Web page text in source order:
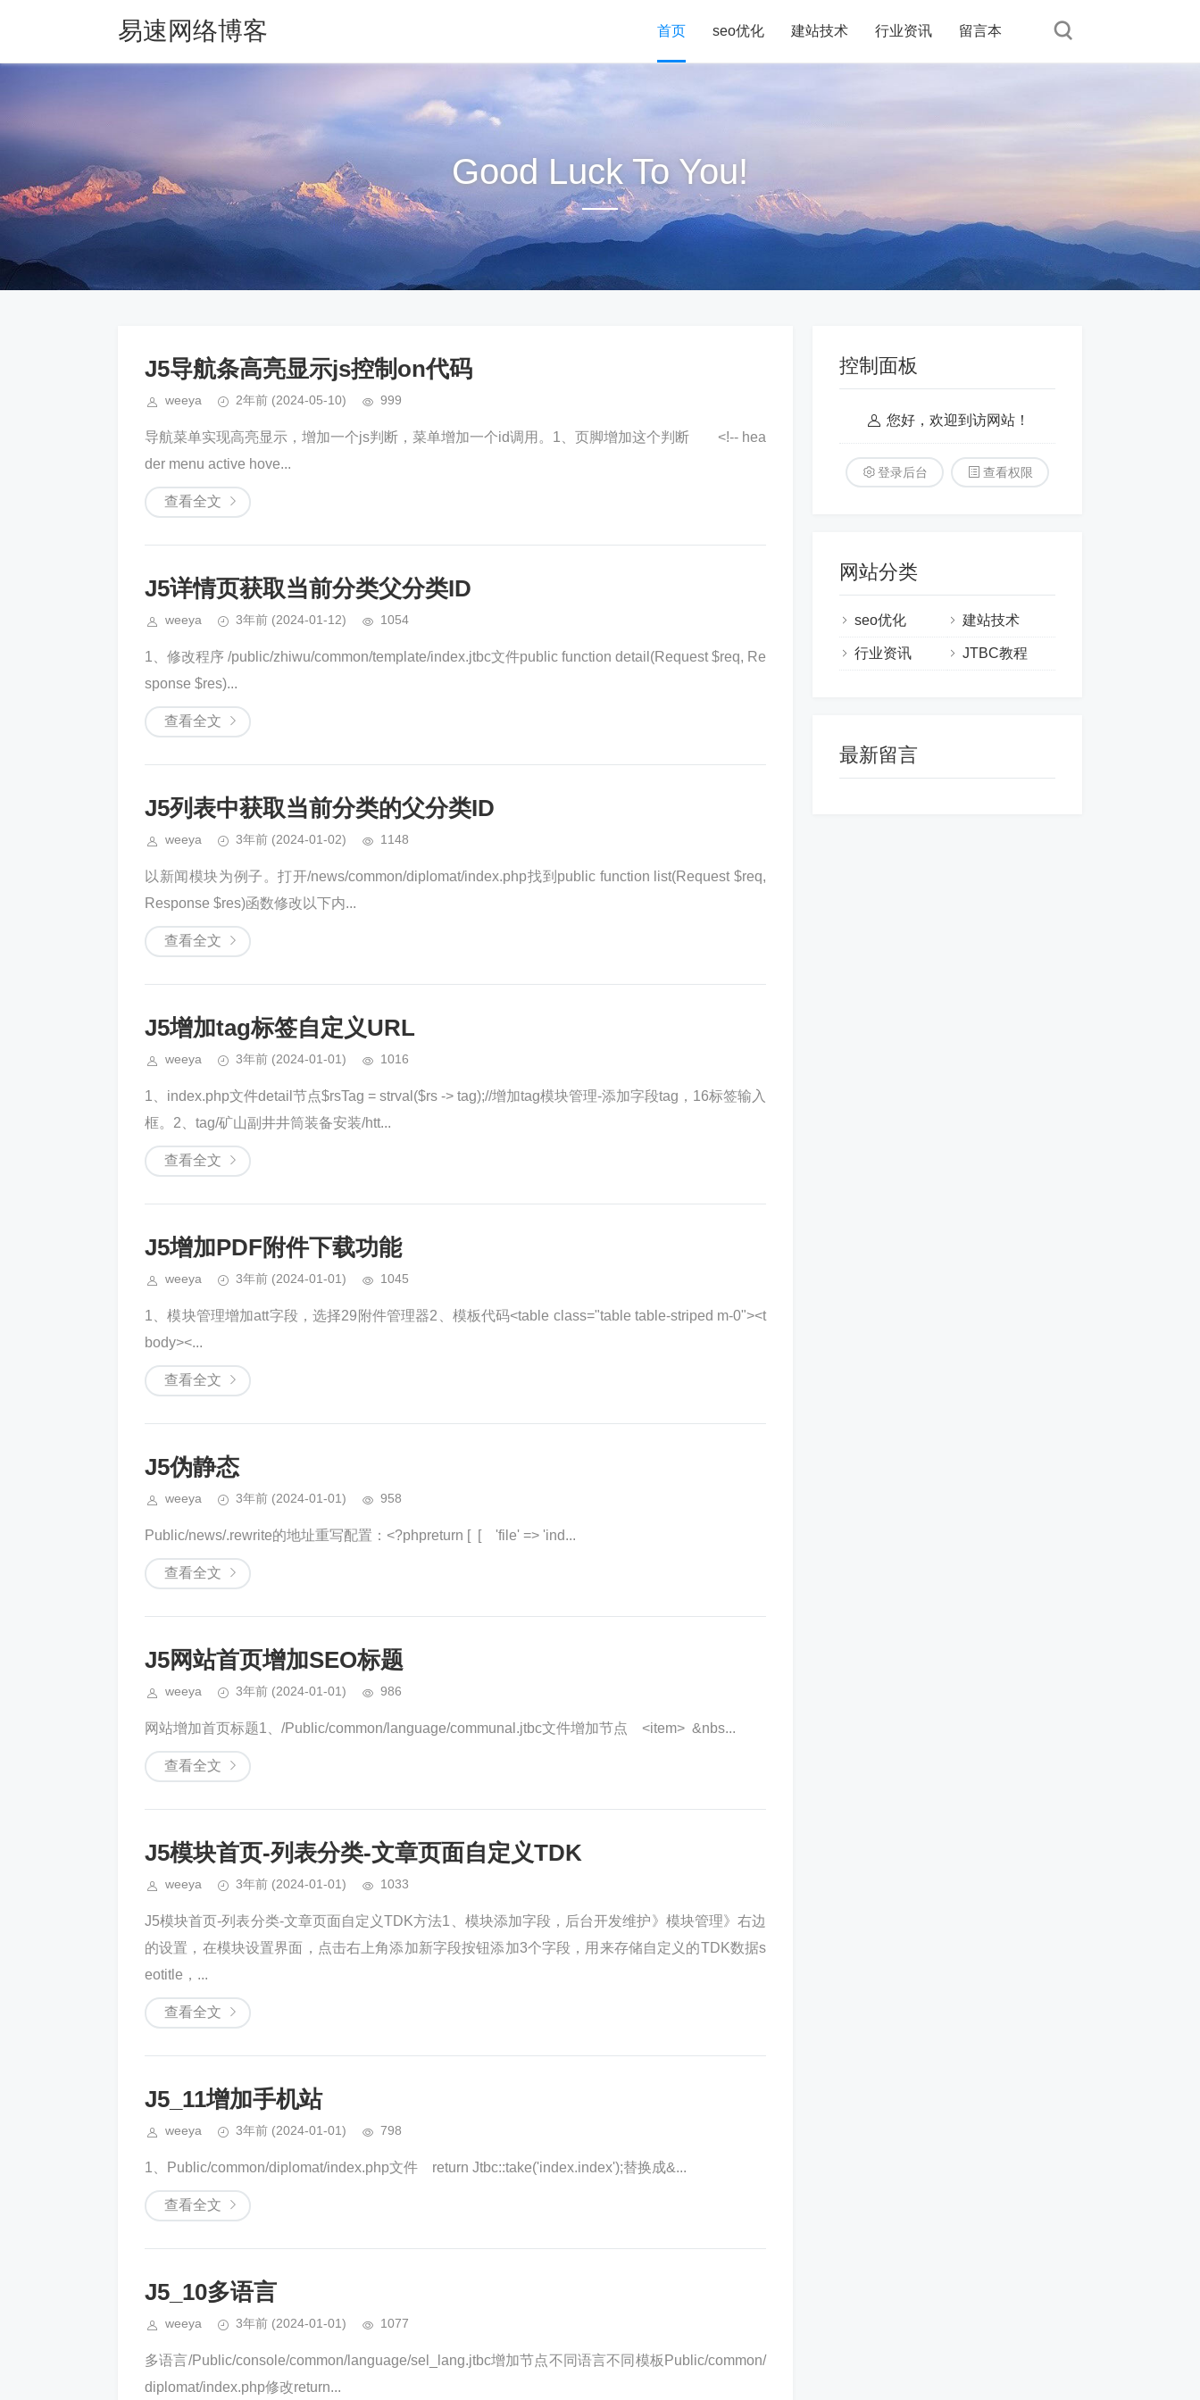
易速网络博客 首页 seo优化 建站技术 行业资讯 留言本
Good Luck To You!
J5导航条高亮显示js控制on代码
weeya 2年前 (2024-05-10) 999
导航菜单实现高亮显示，增加一个js判断，菜单增加一个id调用。1、页脚增加这个判断 <!-- hea
der menu active hove...
查看全文
J5详情页获取当前分类父分类ID
weeya 3年前 (2024-01-12) 1054
1、修改程序 /public/zhiwu/common/template/index.jtbc文件public function detail(Request $req, Re
sponse $res)...
查看全文
J5列表中获取当前分类的父分类ID
weeya 3年前 (2024-01-02) 1148
以新闻模块为例子。打开/news/common/diplomat/index.php找到public function list(Request $req,
Response $res)函数修改以下内...
查看全文
J5增加tag标签自定义URL
weeya 3年前 (2024-01-01) 1016
1、index.php文件detail节点$rsTag = strval($rs -> tag);//增加tag模块管理-添加字段tag，16标签输入
框。2、tag/矿山副井井筒装备安装/htt...
查看全文
J5增加PDF附件下载功能
weeya 3年前 (2024-01-01) 1045
1、模块管理增加att字段，选择29附件管理器2、模板代码<table class="table table-striped m-0"><t
body><...
查看全文
J5伪静态
weeya 3年前 (2024-01-01) 958
Public/news/.rewrite的地址重写配置：<?phpreturn [ [ 'file' => 'ind...
查看全文
J5网站首页增加SEO标题
weeya 3年前 (2024-01-01) 986
网站增加首页标题1、/Public/common/language/communal.jtbc文件增加节点 <item> &nbs...
查看全文
J5模块首页-列表分类-文章页面自定义TDK
weeya 3年前 (2024-01-01) 1033
J5模块首页-列表分类-文章页面自定义TDK方法1、模块添加字段，后台开发维护》模块管理》右边
的设置，在模块设置界面，点击右上角添加新字段按钮添加3个字段，用来存储自定义的TDK数据s
eotitle，...
查看全文
J5_11增加手机站
weeya 3年前 (2024-01-01) 798
1、Public/common/diplomat/index.php文件 return Jtbc::take('index.index');替换成&...
查看全文
J5_10多语言
weeya 3年前 (2024-01-01) 1077
多语言/Public/console/common/language/sel_lang.jtbc增加节点不同语言不同模板Public/common/
diplomat/index.php修改return...
控制面板
您好，欢迎到访网站！
登录后台 查看权限
网站分类
seo优化 建站技术
行业资讯 JTBC教程
最新留言